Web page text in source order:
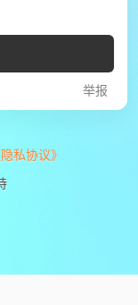
举报
隐私协议》